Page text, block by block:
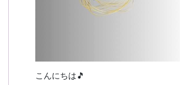
こんにちは🎵